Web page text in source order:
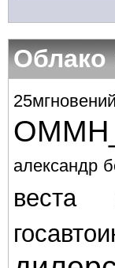
Облако
александр
веста